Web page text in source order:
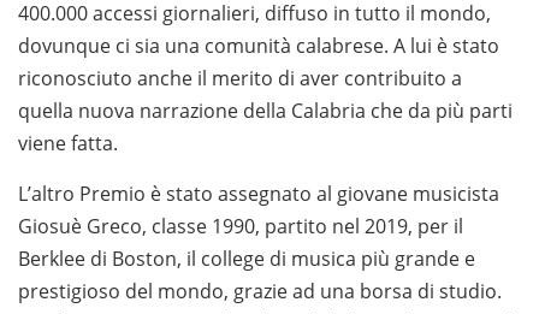
400.000 accessi giornalieri, diffuso in tutto il mondo,
dovunque ci sia una comunità calabrese. A lui è stato
riconosciuto anche il merito di aver contribuito a
quella nuova narrazione della Calabria che da più parti
viene fatta.
L’altro Premio è stato assegnato al giovane musicista
Giosuè Greco, classe 1990, partito nel 2019, per il
Berklee di Boston, il college di musica più grande e
prestigioso del mondo, grazie ad una borsa di studio.